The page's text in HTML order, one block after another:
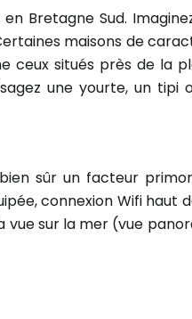
Bretagne Sud.
maisons de
situés près de la
une yourte, un
sûr un facteur
connexion Wifi
sur la mer (vue